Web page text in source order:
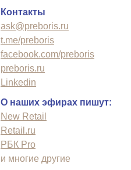
Контакты
ask@preboris.ru
t.me/preboris
facebook.com/preboris
preboris.ru
Linkedin
О наших эфирах пишут:
New Retail
Retail.ru
РБК Pro
и многие другие